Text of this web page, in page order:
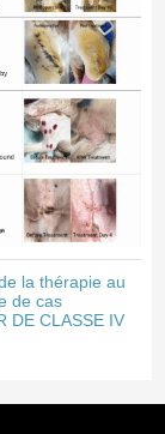
la thérapie au
de cas
DE CLASSE IV